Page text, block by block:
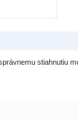
stiahnutiu